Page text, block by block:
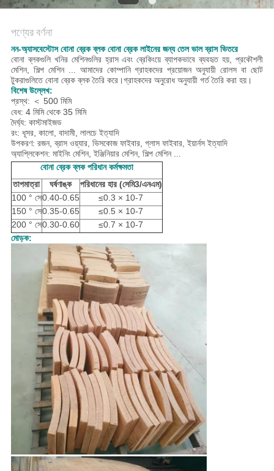
পণ্যের বর্ণনা
নন-অ্যাসবেস্টোস বোনা ব্রেক ব্লক বোনা ব্রেক লাইনের জন্য তেল ভাল ব্রাস ভিতরে
বোনা ব্লকগুলি খনির মেশিনগুলির হ্রাস এবং ব্রেকিংয়ে ব্যাপকভাবে ব্যবহৃত হয়,প্রকৌশলী
মেশিন, শিল্প মেশিন ... আমাদের কোম্পানি গ্রাহকদের প্রয়োজন অনুযায়ী রোলস বা ছোট
টুকরাগুলিতে বোনা ব্রেক ব্লক তৈরি করে।গ্রাহকদের অনুরোধ অনুযায়ী গর্ত তৈরি করা হয়।
বিশেষ উল্লেখ:
প্রস্থ: ＜ 500 মিমি
বেধ: 4 মিমি থেকে 35 মিমি
দৈর্ঘ্য: কাস্টমাইজড
রং: ধূসর, কালো, বাদামী, লালচে ইত্যাদি
উপকরণ: রজন,ব্রাস ওয়্যার, ভিসকোজ ফাইবার, গ্লাস ফাইবার, ইয়ার্নস ইত্যাদি
অ্যাপ্লিকেশন: মাইনিং মেশিন, ইঞ্জিনিয়ার মেশিন, শিল্প মেশিন ...
বোনা ব্রেক ব্লক পরিধান কর্মক্ষমতা
তাপমাত্রা
ঘর্ষণাঙ্ক পরিধানের হার (সেমি3/এনএম)
100 ° সে0.40-0.65
≤0.3 × 10-7
150 ° সে0.35-0.65
≤0.5 × 10-7
200 ° সে0.30-0.60
≤0.7 × 10-7
মোড়ক: